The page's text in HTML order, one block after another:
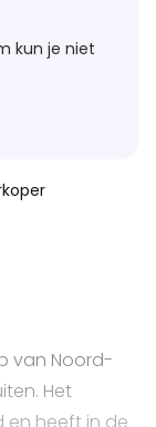
kun je niet
van Noord-
Het